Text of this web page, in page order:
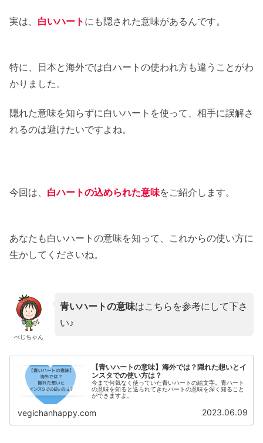
実は、 白いハート にも隠された意味があるんです。
特に、日本と海外では白ハートの使われ方も違うことがわ
かりました。
隠れた意味を知らずに白いハートを使って、相手に誤解さ
れるのは避けたいですよね。
今回は、 白ハートの込められた意味をご紹介します。
あなたも白いハートの意味を知って、これからの使い方に
生かしてくださいね。
べじちゃん
青いハートの意味はこちらを参考にして下さ
い♪
【青いハートの意味】海外では？隠れた想いとイ
ンスタでの使い方は？
今まで何気なく使っていた青いハートの絵文字。青ハート
の意味を知ると送られてきたハートの意味を深く知ること
ができますよ。
vegichanhappy.com 2023.06.09